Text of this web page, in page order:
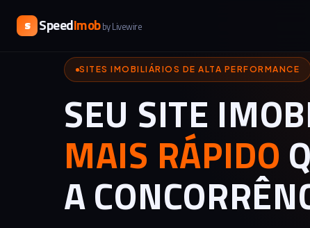
S SpeedImobby Livewire
SITES IMOBILIÁRIOS DE ALTA PERFORMANCE
SEU SITE
MAIS RÁPIDO
A